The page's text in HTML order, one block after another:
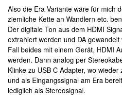
Also die Era Variante wäre für mich
ziemliche Kette an Wandlern etc.
Der digitale Ton aus dem HDMI
extrahiert werden und DA
Fall beides mit einem Gerät, HDMI
werden. Dann analog per
Klinke zu USB C Adapter, wo
und als Eingangssignal am Era
lediglich als Stereosignal.